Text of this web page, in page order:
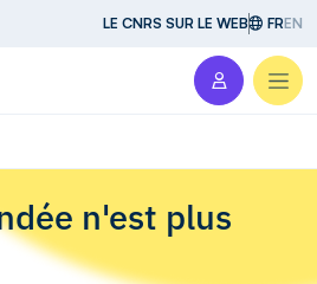
LE CNRS SUR LE WEB FREN
n'est plus